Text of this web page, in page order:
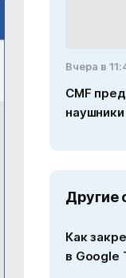
Вчера в
CMF
Другие
Как
в Google